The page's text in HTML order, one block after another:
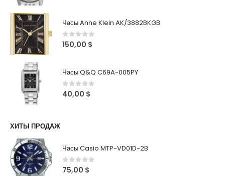
Часы Anne Klein AK/3882BKGB
0out of 5
150,00 $
Часы Q&Q C69A-005PY
0 out of 5
40,00 $
ХИТЫ ПРОДАЖ
Часы Casio MTP-VD01D-2B
0out of 5
75,00 $